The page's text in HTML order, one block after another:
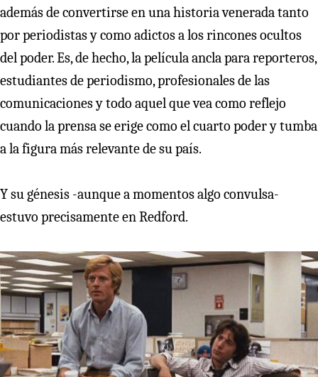
además de convertirse en una historia venerada tanto
por periodistas y como adictos a los rincones ocultos
del poder. Es, de hecho, la película ancla para reporteros,
estudiantes de periodismo, profesionales de las
comunicaciones y todo aquel que vea como reflejo
cuando la prensa se erige como el cuarto poder y tumba
a la figura más relevante de su país.
Y su génesis -aunque a momentos algo convulsa-
estuvo precisamente en Redford.